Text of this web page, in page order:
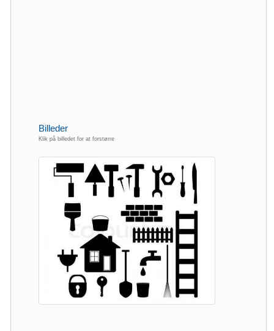
Billeder
Klik på billedet for at forstørre